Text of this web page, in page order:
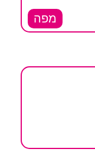
מפה